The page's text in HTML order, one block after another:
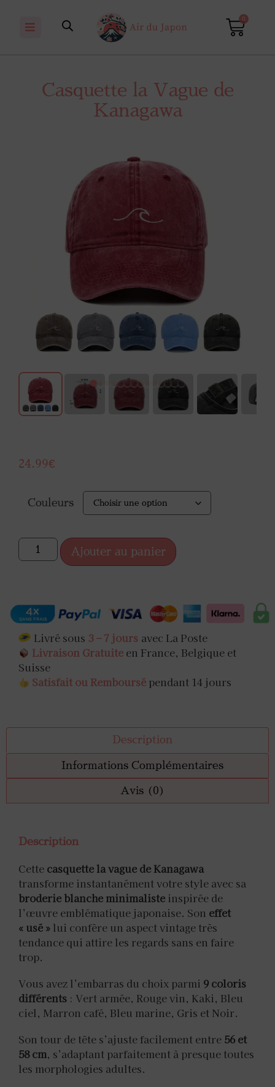
0
Casquette la Vague de
Kanagawa
24.99€
Couleurs
Ajouter au panier
Livré sous 3 – 7 jours avec La Poste
Livraison Gratuite en France, Belgique et
Suisse
Satisfait ou Remboursé pendant 14 jours
Description
Informations Complémentaires
Avis (0)
Description
Cette casquette la vague de Kanagawa
transforme instantanément votre style avec sa
broderie blanche minimaliste inspirée de
l’œuvre emblématique japonaise. Son effet
« usé » lui confère un aspect vintage très
tendance qui attire les regards sans en faire
trop.
Vous avez l’embarras du choix parmi 9 coloris
différents : Vert armée, Rouge vin, Kaki, Bleu
ciel, Marron café, Bleu marine, Gris et Noir.
Son tour de tête s’ajuste facilement entre 56 et
58 cm, s’adaptant parfaitement à presque toutes
les morphologies adultes.